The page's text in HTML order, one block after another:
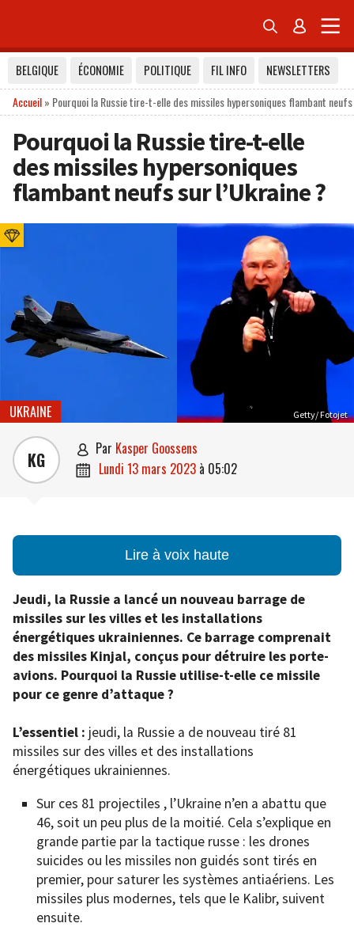
 
BELGIQUE ÉCONOMIE POLITIQUE FIL INFO
NEWSLETTERS
Accueil» Pourquoi la Russie tire-t-elle des missiles hypersoniques flambant neufs
Pourquoi la Russie tire-t-elle
des missiles hypersoniques
flambant neufs sur l’Ukraine ?
Getty/ Fotojet
UKRAINE
KG  par Kasper Goossens
 lundi 13 mars 2023 à 05:02
Lire à voix haute
Jeudi, la Russie a lancé un nouveau barrage de
missiles sur les villes et les installations
énergétiques ukrainiennes. Ce barrage comprenait
des missiles Kinjal, conçus pour détruire les porte-
avions. Pourquoi la Russie utilise-t-elle ce missile
pour ce genre d’attaque ?
L’essentiel : jeudi, la Russie a de nouveau tiré 81
missiles sur des villes et des installations
énergétiques ukrainiennes.
Sur ces 81 projectiles , l’Ukraine n’en a abattu que
46, soit un peu plus de la moitié. Cela s’explique en
grande partie par la tactique russe : les drones
suicides ou les missiles non guidés sont tirés en
premier, pour saturer les systèmes antiaériens. Les
missiles plus modernes, tels que le Kalibr, suivent
ensuite.